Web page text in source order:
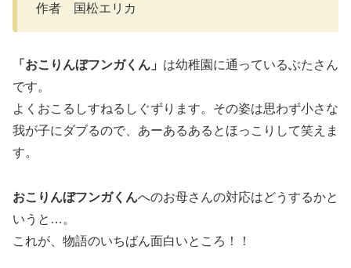
作者 国松エリカ
「おこりんぼフンガくん」 は幼稚園に通っているぶたさん
です。
よくおこるしすねるしぐずります。その姿は思わず小さな
我が子にダブるので、あーあるあるとほっこりして笑えま
す。
おこりんぼフンガくんへのお母さんの対応はどうするかと
いうと…。
これが、物語のいちばん面白いところ！！